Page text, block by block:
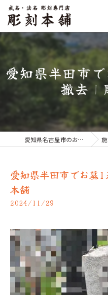
愛知県半田市
撤去｜
愛知県名古屋市のお墓なら彫刻本舗 施工例
愛知県半田市でお墓
本舗
2024/11/29